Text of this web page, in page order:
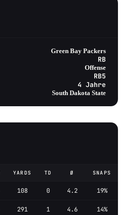
Green Bay Packers
RB
Offense
RB5
4 Jahre
South Dakota State
YARDS TD Ø SNAPS
108 0 4.2 19%
291 1 4.6 14%